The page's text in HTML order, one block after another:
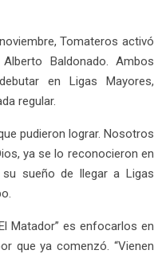
Tomateros activó
Baldonado. Ambos
en Ligas Mayores,
regular.
pudieron lograr. Nosotros
ya se lo reconocieron en
sueño de llegar a Ligas
Matador” es enfocarlos en
que ya comenzó. “Vienen